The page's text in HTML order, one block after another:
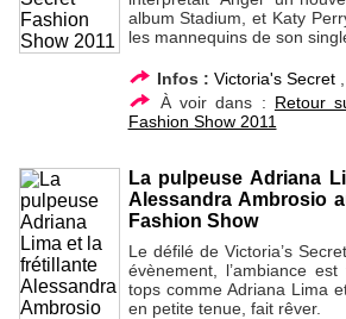
album Stadium, et Katy
les mannequins de son
Infos : Victoria's Secret,
À voir dans : Retour
Fashion Show 2011
La pulpeuse Adriana
Alessandra Ambrosio
Fashion Show
Le défilé de Victoria’s
évènement, l’ambiance
tops comme Adriana Lima
en petite tenue, fait rêver.